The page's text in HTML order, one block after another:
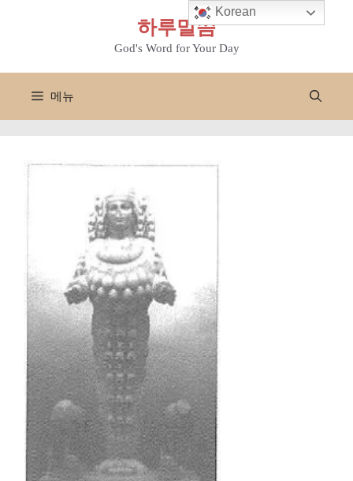
하루말씀
God's Word for Your Day
메뉴
Korean